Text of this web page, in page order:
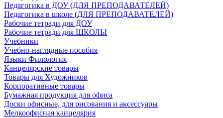
Педагогика в ДОУ (ДЛЯ ПРЕПОДАВАТЕЛЕЙ)
Педагогика в школе (ДЛЯ ПРЕПОДАВАТЕЛЕЙ)
Рабочие тетради для ДОУ
Рабочие тетради для ШКОЛЫ
Учебники
Учебно-наглядные пособия
Языки Филология
Канцелярские товары
Товары для Художников
Корпоративные товары
Бумажная продукция для офиса
Доски офисные, для рисования и аксессуары
Мелкоофисная канцелярия